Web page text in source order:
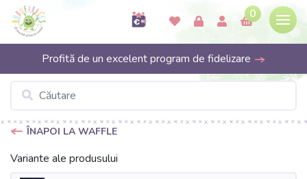
0
Profită de un excelent program de fidelizare
ÎNAPOI LA WAFFLE
Variante ale produsului